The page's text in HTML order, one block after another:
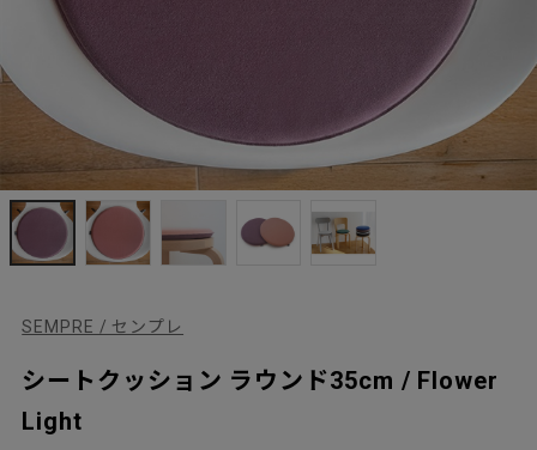
SEMPRE / センプレ
シートクッション ラウンド35cm / Flower
Light